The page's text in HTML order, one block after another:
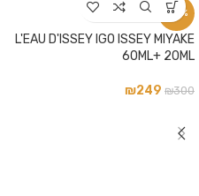
-17%
L'EAU D'ISSEY IGO ISSEY MIYAKE
60ML+ 20ML
₪300
₪249